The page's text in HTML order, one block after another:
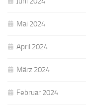
Mai 2024
April 2024
März 2024
Februar 2024